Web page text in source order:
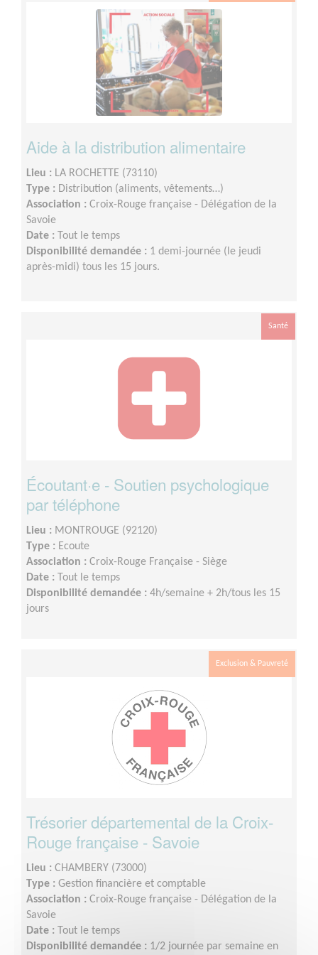
Aide à la distribution alimentaire
Lieu : LA ROCHETTE (73110)
Type : Distribution (aliments, vêtements…)
Association : Croix-Rouge française - Délégation de la
Savoie
Date : Tout le temps
Disponibilité demandée : 1 demi-journée (le jeudi
après-midi) tous les 15 jours.
Santé
Écoutant·e - Soutien psychologique
par téléphone
Lieu : MONTROUGE (92120)
Type : Ecoute
Association : Croix-Rouge Française - Siège
Date : Tout le temps
Disponibilité demandée : 4h/semaine + 2h/tous les 15
jours
Exclusion & Pauvreté
Trésorier départemental de la Croix-
Rouge française - Savoie
Lieu : CHAMBERY (73000)
Type : Gestion financière et comptable
Association : Croix-Rouge française - Délégation de la
Savoie
Date : Tout le temps
Disponibilité demandée : 1/2 journée par semaine en